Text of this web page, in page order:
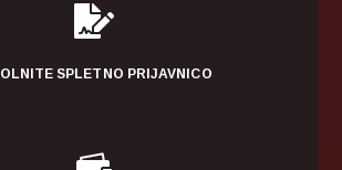

SPLETNO PRIJAVNICO